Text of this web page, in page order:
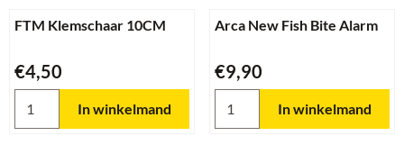
FTM Klemschaar 10CM
Prijs: 4,50
€4,50
In winkelmand
Arca New Fish Bite Alarm
Prijs: 9,90
€9,90
In winkelmand